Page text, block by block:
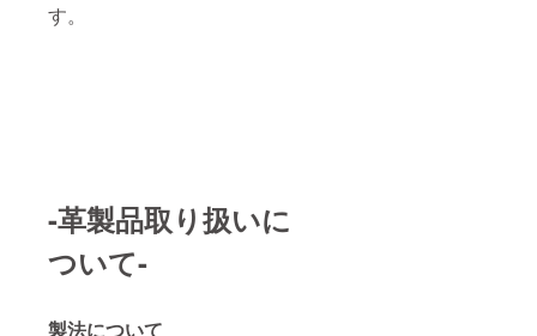
す。
-革製品取り扱いに
ついて-
製法について